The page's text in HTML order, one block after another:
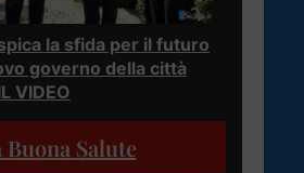
la sfida per il futuro
governo della città
VIDEO
Buona Salute